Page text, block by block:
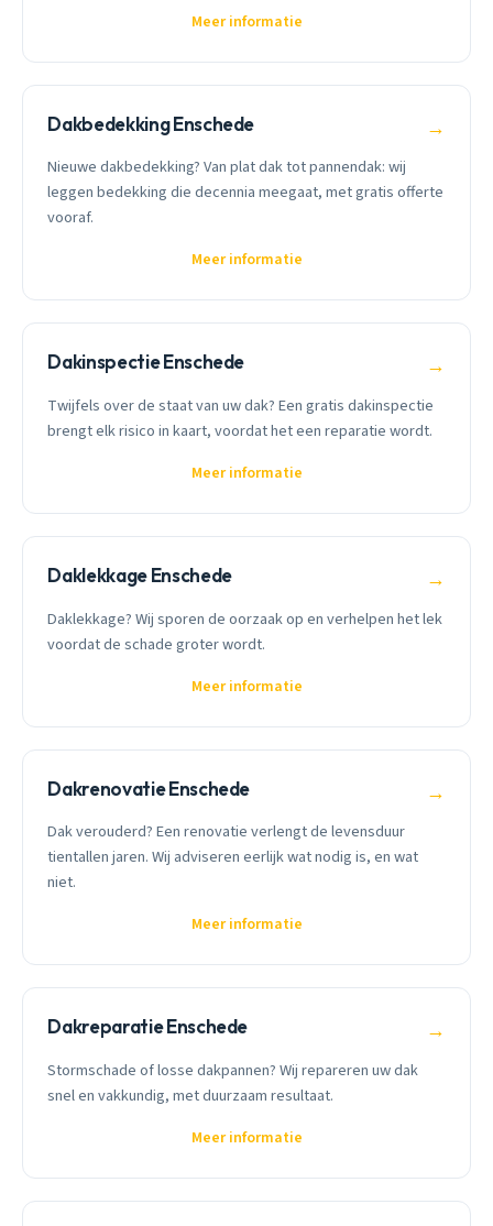
Meer informatie
Dakbedekking Enschede →
Nieuwe dakbedekking? Van plat dak tot pannendak: wij
leggen bedekking die decennia meegaat, met gratis offerte
vooraf.
Meer informatie
Dakinspectie Enschede →
Twijfels over de staat van uw dak? Een gratis dakinspectie
brengt elk risico in kaart, voordat het een reparatie wordt.
Meer informatie
Daklekkage Enschede →
Daklekkage? Wij sporen de oorzaak op en verhelpen het lek
voordat de schade groter wordt.
Meer informatie
Dakrenovatie Enschede →
Dak verouderd? Een renovatie verlengt de levensduur
tientallen jaren. Wij adviseren eerlijk wat nodig is, en wat
niet.
Meer informatie
Dakreparatie Enschede →
Stormschade of losse dakpannen? Wij repareren uw dak
snel en vakkundig, met duurzaam resultaat.
Meer informatie